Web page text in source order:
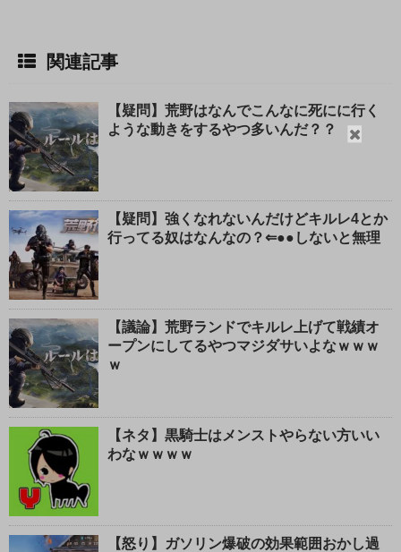
閉
関連記事
【疑問】荒野はなんでこんなに死にに行く
ような動きをするやつ多いんだ？？
【疑問】強くなれないんだけどキルレ4とか
行ってる奴はなんなの？⇐●●しないと無理
【議論】荒野ランドでキルレ上げて戦績オ
ープンにしてるやつマジダサいよなｗｗｗ
ｗ
【ネタ】黒騎士はメンストやらない方いい
わなｗｗｗｗ
【怒り】ガソリン爆破の効果範囲おかし過